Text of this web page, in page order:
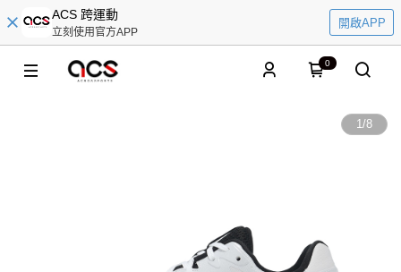
ACS 跨運動
立刻使用官方APP
開啟APP
0
1/8